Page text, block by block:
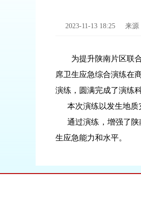
2023-11-13 18:25 来源
为提升陕南片区联合
席卫生应急综合演练在
演练，圆满完成了演练
本次演练以发生地质
通过演练，增强了陕
生应急能力和水平。